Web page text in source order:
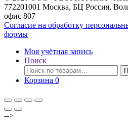
772201001 Москва, БЦ Россия,
офис 807
Согласие на обработку
формы
Моя учётная запись
Поиск
Искать:
Корзина 0
-->